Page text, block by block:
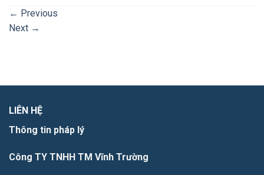
← Previous
Next →
LIÊN HỆ
Thông tin pháp lý
Công TY TNHH TM Vĩnh Trường